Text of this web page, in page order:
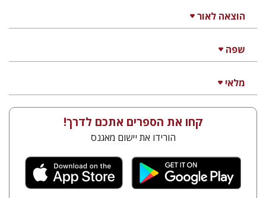
הוצאה לאור
שפה
מלאי
קחו את הספרים אתכם לדרך!
הורידו את יישום מאגנס